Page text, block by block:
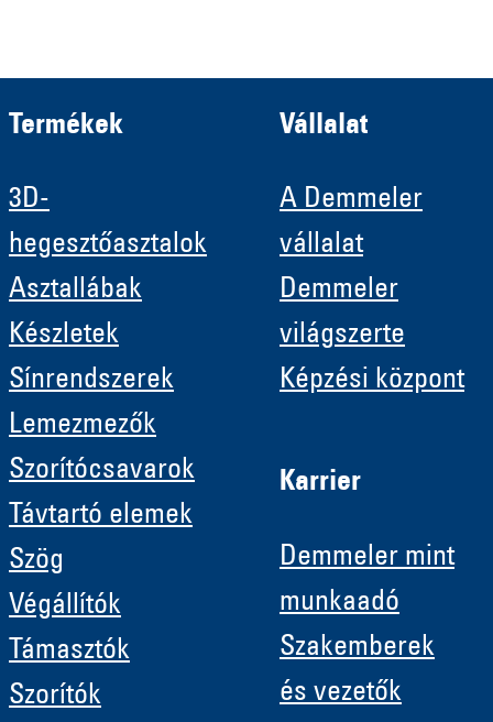
Termékek
3D-
hegesztőasztalok
Asztallábak
Készletek
Sínrendszerek
Lemezmezők
Szorítócsavarok
Távtartó elemek
Szög
Végállítók
Támasztók
Szorítók
Vállalat
A Demmeler
vállalat
Demmeler
világszerte
Képzési központ
Karrier
Demmeler mint
munkaadó
Szakemberek
és vezetők